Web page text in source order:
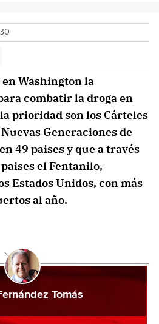
Washington la
combatir la droga en
prioridad son los Cárteles
Generaciones de
49 paises y que a través
el Fentanilo,
Estados Unidos, con más
al año.
Tomás